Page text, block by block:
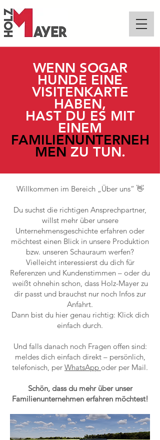
WENN SOGAR
HUNDE EINE
VISITENKARTE
HABEN,
HAST DU ES MIT
EINEM
FAMILIENUNTERNEH
MEN ZU TUN.
Willkommen im Bereich „Über uns“ 👋
Du suchst die richtigen Ansprechpartner,
willst mehr über unsere
Unternehmensgeschichte erfahren oder
möchtest einen Blick in unsere Produktion
bzw. unseren Schauraum werfen?
Vielleicht interessierst du dich für
Referenzen und Kundenstimmen – oder du
weißt ohnehin schon, dass Holz-Mayer zu
dir passt und brauchst nur noch Infos zur
Anfahrt.
Dann bist du hier genau richtig: Klick dich
einfach durch.
Und falls danach noch Fragen offen sind:
meldes dich einfach direkt – persönlich,
telefonisch, per WhatsApp oder per Mail.
Schön, dass du mehr über unser
Familienunternehmen erfahren möchtest!